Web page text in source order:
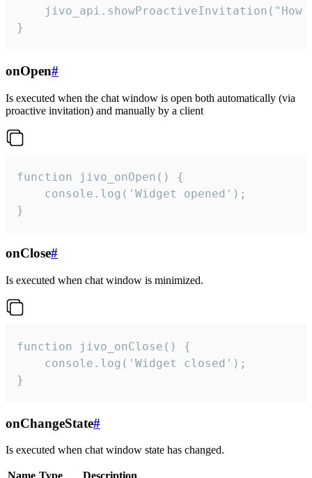
jivo_api.showProactiveInvitation("How
}
onOpen#
Is executed when the chat window is open both automatically (via
proactive invitation) and manually by a client
function jivo_onOpen() {
    console.log('Widget opened');
}
onClose#
Is executed when chat window is minimized.
function jivo_onClose() {
    console.log('Widget closed');
}
onChangeState#
Is executed when chat window state has changed.